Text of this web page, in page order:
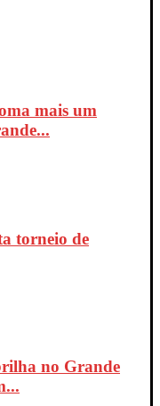
mais um
torneio de
no Grande